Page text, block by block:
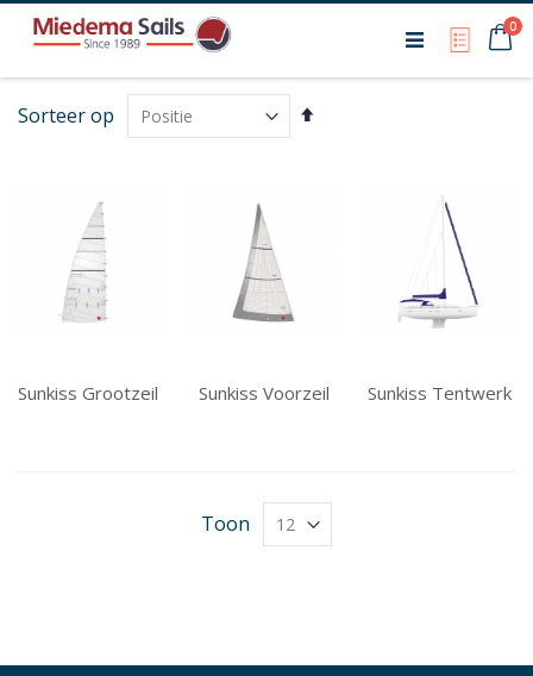
My0
Sorteer op
Van
Sunkiss Grootzeil Sunkiss Voorzeil Sunkiss Tentwerk
Toon